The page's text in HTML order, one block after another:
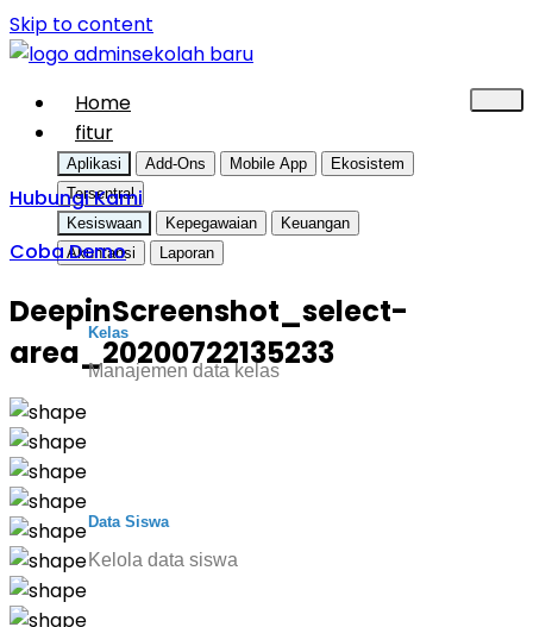
Skip to content
Home
fitur
Aplikasi Add-Ons Mobile App
Ekosistem
Tersentral
Kesiswaan
Kepegawaian
Keuangan
Akuntansi
Laporan
Kelas
Manajemen data kelas
Data Siswa
Kelola data siswa
Hubungi Kami
Coba Demo
DeepinScreenshot_select-
area_20200722135233